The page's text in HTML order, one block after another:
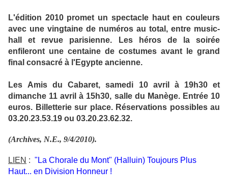
L'édition 2010 promet un spectacle haut en couleurs
avec une vingtaine de numéros au total, entre music-
hall et revue parisienne. Les héros de la soirée
enfileront une centaine de costumes avant le grand
final consacré à l'Egypte ancienne.
Les
Amis du Cabaret, samedi 10 avril à 19h30 et
dimanche 11 avril à 15h30, salle du Manège. Entrée 10
euros. Billetterie sur place. Réservations possibles au
03.20.23.53.19 ou 03.20.23.62.32.
(Archives, N.E., 9/4/2010).
LIEN : "La Chorale du Mont" (Halluin) Toujours Plus
Haut... en Division Honneur !